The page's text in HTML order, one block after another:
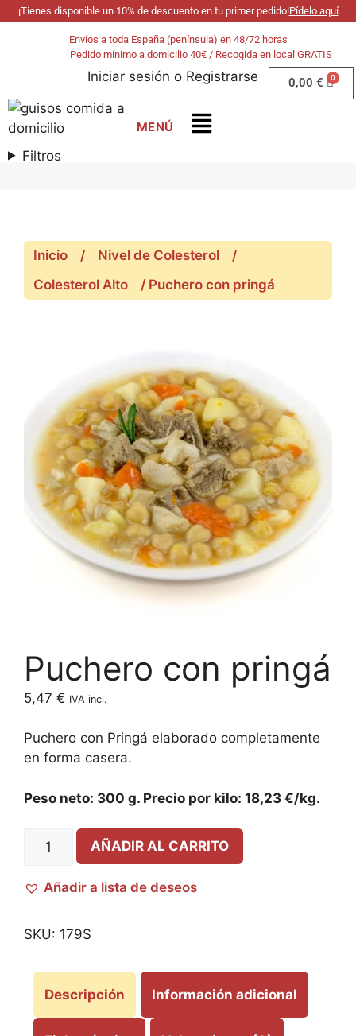
¡Tienes disponible un 10% de descuento en tu primer pedido!Pídelo aquí
Envíos a toda España (península) en 48/72 horas
Pedido mínimo a domicilio 40€ / Recogida en local GRATIS
Iniciar sesión o Registrarse 0,00 €
Filtros
Inicio / Nivel de Colesterol
/
Colesterol Alto
/ Puchero con pringá
Puchero con pringá
5,47 € IVA incl.
Puchero con Pringá elaborado completamente
en forma casera.
Peso neto: 300 g. Precio por kilo: 18,23 €/kg.
AÑADIR AL CARRITO
Añadir a lista de deseos
SKU: 179S
Descripción Información adicional